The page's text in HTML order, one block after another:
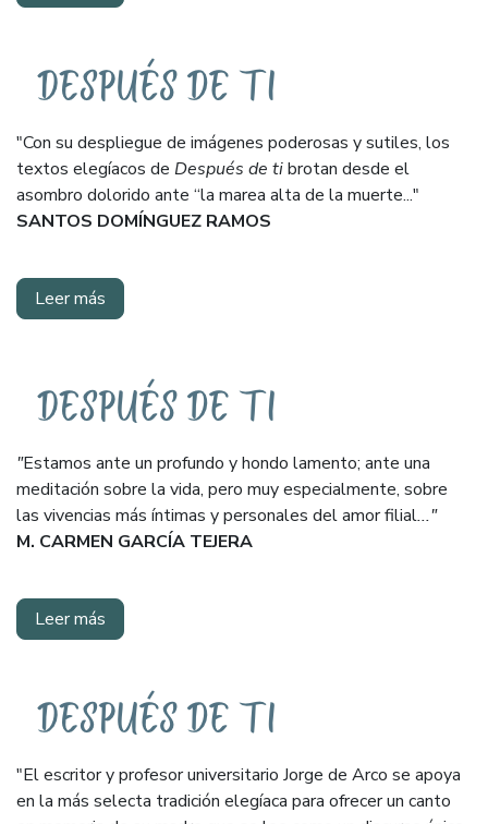
"Con su despliegue de imágenes poderosas y sutiles, los
textos elegíacos de Después de tibrotan desde el
asombro dolorido ante “la marea alta de la muerte..."
SANTOS DOMÍNGUEZ RAMOS
Leer más
"Estamos ante un profundo y hondo lamento; ante una
meditación sobre la vida, pero muy especialmente, sobre
las vivencias más íntimas y personales del amor filial..."
M. CARMEN GARCÍA TEJERA
Leer más
"El escritor y profesor universitario Jorge de Arco se apoya
en la más selecta tradición elegíaca para ofrecer un canto